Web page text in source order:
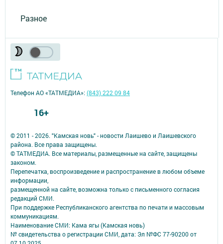
Разное
© 2011 - 2026. "Камская новь" - новости Лаишево и Лаишевского
района. Все права защищены.
© ТАТМЕДИА. Все материалы, размещенные на сайте, защищены
законом.
Перепечатка, воспроизведение и распространение в любом объеме
информации,
размещенной на сайте, возможна только с письменного согласия
редакций СМИ.
При поддержке Республиканского агентства по печати и массовым
коммуникациям.
Наименование СМИ: Кама ягы (Камская новь)
№ свидетельства о регистрации СМИ, дата: Эл №ФC 77-90200 от
Телефон АО «ТАТМЕДИА»:(843) 222 09 84
16+